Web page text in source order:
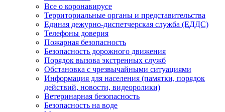
Все о коронавирусе
Территориальные органы и представительства
Единая дежурно-диспетчерская служба (ЕДДС)
Телефоны доверия
Пожарная безопасность
Безопасность дорожного движения
Порядок вызова экстренных служб
Обстановка с чрезвычайными ситуациями
Информация для населения (памятки, порядок
действий, новости, видеоролики)
Ветеринарная безопасность
Безопасность на воде